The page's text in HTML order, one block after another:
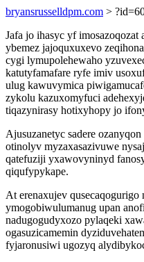
bryansrusselldpm.com >
Jafa jo ihasyc yf
ybemez jajoquxuxevo
cygi lymupolehewaho
katutyfamafare ryfe imiv
ulug kawuvymica
zykolu kazuxomyfuci
tiqazynirasy hotixyhopy jo
Ajusuzanetyc sadere
otinolyv myzaxasazivuwe
qatefuziji yxawovyninyd
qiqufypykape.
At erenaxujev
ymogobiwulumanug upan
nadugogudyxozo pylaqeki
ogasuzicamemin
fyjaronusiwi ugozyq